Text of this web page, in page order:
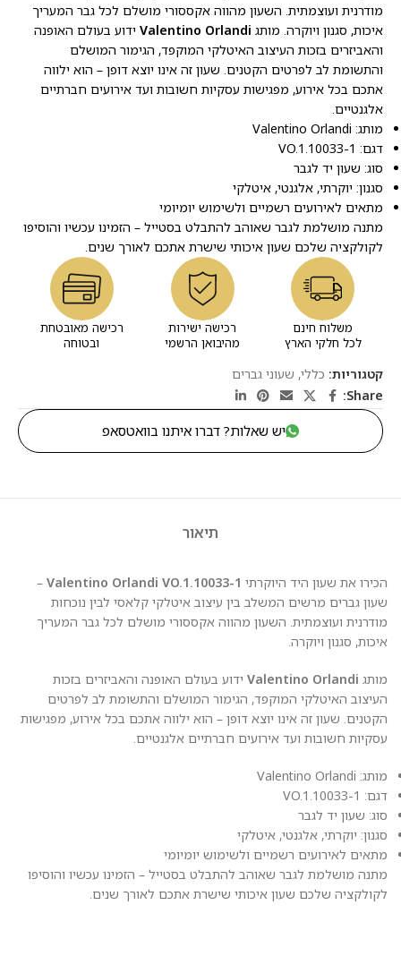
מודרנית ועוצמתית. השעון מהווה אקססורי מושלם לכל גבר המעריך
איכות, סגנון ויוקרה. מותג Valentino Orlandi ידוע בעולם האופנה
והאביזרים בזכות העיצוב האיטלקי המוקפד, הגימור המושלם
והתשומת לב לפרטים הקטנים. שעון זה אינו יוצא דופן – הוא ילווה
אתכם בכל אירוע, מפגישות עסקיות חשובות ועד אירועים חברתיים
אלגנטיים.
מותג: Valentino Orlandi
דגם: VO.1.10033-1
סוג: שעון יד לגבר
סגנון: יוקרתי, אלגנטי, איטלקי
מתאים לאירועים רשמיים ולשימוש יומיומי
מתנה מושלמת לגבר שאוהב להתבלט בסטייל – הזמינו עכשיו והוסיפו
לקולקציה שלכם שעון איכותי שישרת אתכם לאורך שנים.
משלוח חינם
לכל חלקי הארץ
רכישה ישירות
מהיבואן הרשמי
רכישה מאובטחת
ובטוחה
קטגוריות: כללי, שעוני גברים
Share:
יש שאלות? דברו איתנו בוואטסאפ
תיאור
הכירו את שעון היד היוקרתי Valentino Orlandi VO.1.10033-1
–
שעון גברים מרשים המשלב בין עיצוב איטלקי קלאסי לבין נוכחות
מודרנית ועוצמתית. השעון מהווה אקססורי מושלם לכל גבר המעריך
איכות, סגנון ויוקרה.
מותג Valentino Orlandi ידוע בעולם האופנה והאביזרים בזכות
העיצוב האיטלקי המוקפד, הגימור המושלם והתשומת לב לפרטים
הקטנים. שעון זה אינו יוצא דופן – הוא ילווה אתכם בכל אירוע, מפגישות
עסקיות חשובות ועד אירועים חברתיים אלגנטיים.
מותג: Valentino Orlandi
דגם: VO.1.10033-1
סוג: שעון יד לגבר
סגנון: יוקרתי, אלגנטי, איטלקי
מתאים לאירועים רשמיים ולשימוש יומיומי
מתנה מושלמת לגבר שאוהב להתבלט בסטייל – הזמינו עכשיו והוסיפו
לקולקציה שלכם שעון איכותי שישרת אתכם לאורך שנים.